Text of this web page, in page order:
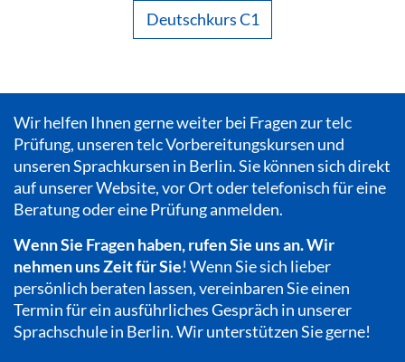
Deutschkurs C1
Wir helfen Ihnen gerne weiter bei Fragen zur telc
Prüfung, unseren telc Vorbereitungskursen und
unseren Sprachkursen in Berlin. Sie können sich direkt
auf unserer Website, vor Ort oder telefonisch für eine
Beratung oder eine Prüfung anmelden.
Wenn Sie Fragen haben, rufen Sie uns an. Wir
nehmen uns Zeit für Sie! Wenn Sie sich lieber
persönlich beraten lassen, vereinbaren Sie einen
Termin für ein ausführliches Gespräch in unserer
Sprachschule in Berlin. Wir unterstützen Sie gerne!